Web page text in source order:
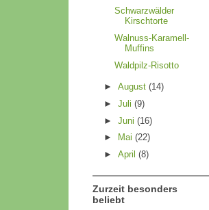
Schwarzwälder
Kirschtorte
Walnuss-Karamell-
Muffins
Waldpilz-Risotto
► August (14)
► Juli (9)
► Juni (16)
►
Mai (22)
► April (8)
Zurzeit besonders
beliebt